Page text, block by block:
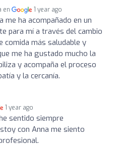
en 1 year ago
me ha acompañado en un
para mí a través del cambio
comida más saludable y
me ha gustado mucho la
y acompaña el proceso
y la cercanía.
1 year ago
sentido siempre
con Anna me siento